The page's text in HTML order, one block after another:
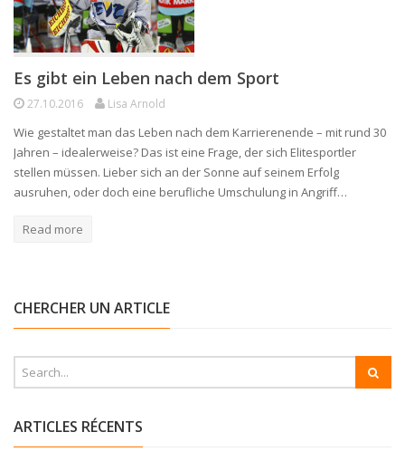
Es gibt ein Leben nach dem Sport
27.10.2016 Lisa Arnold
Wie gestaltet man das Leben nach dem Karrierenende – mit rund 30
Jahren – idealerweise? Das ist eine Frage, der sich Elitesportler
stellen müssen. Lieber sich an der Sonne auf seinem Erfolg
ausruhen, oder doch eine berufliche Umschulung in Angriff…
Read more
CHERCHER UN ARTICLE
ARTICLES RÉCENTS